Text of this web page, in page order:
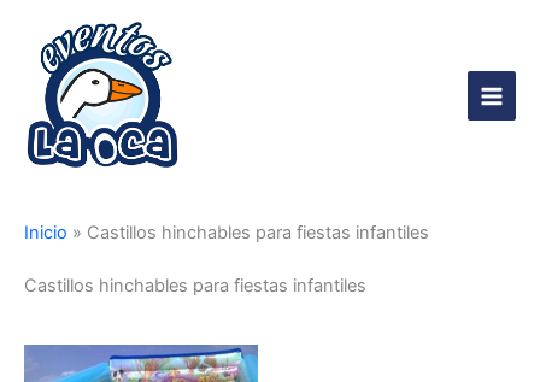
contenido
Main
Inicio » Castillos hinchables para fiestas infantiles
Castillos hinchables para fiestas infantiles